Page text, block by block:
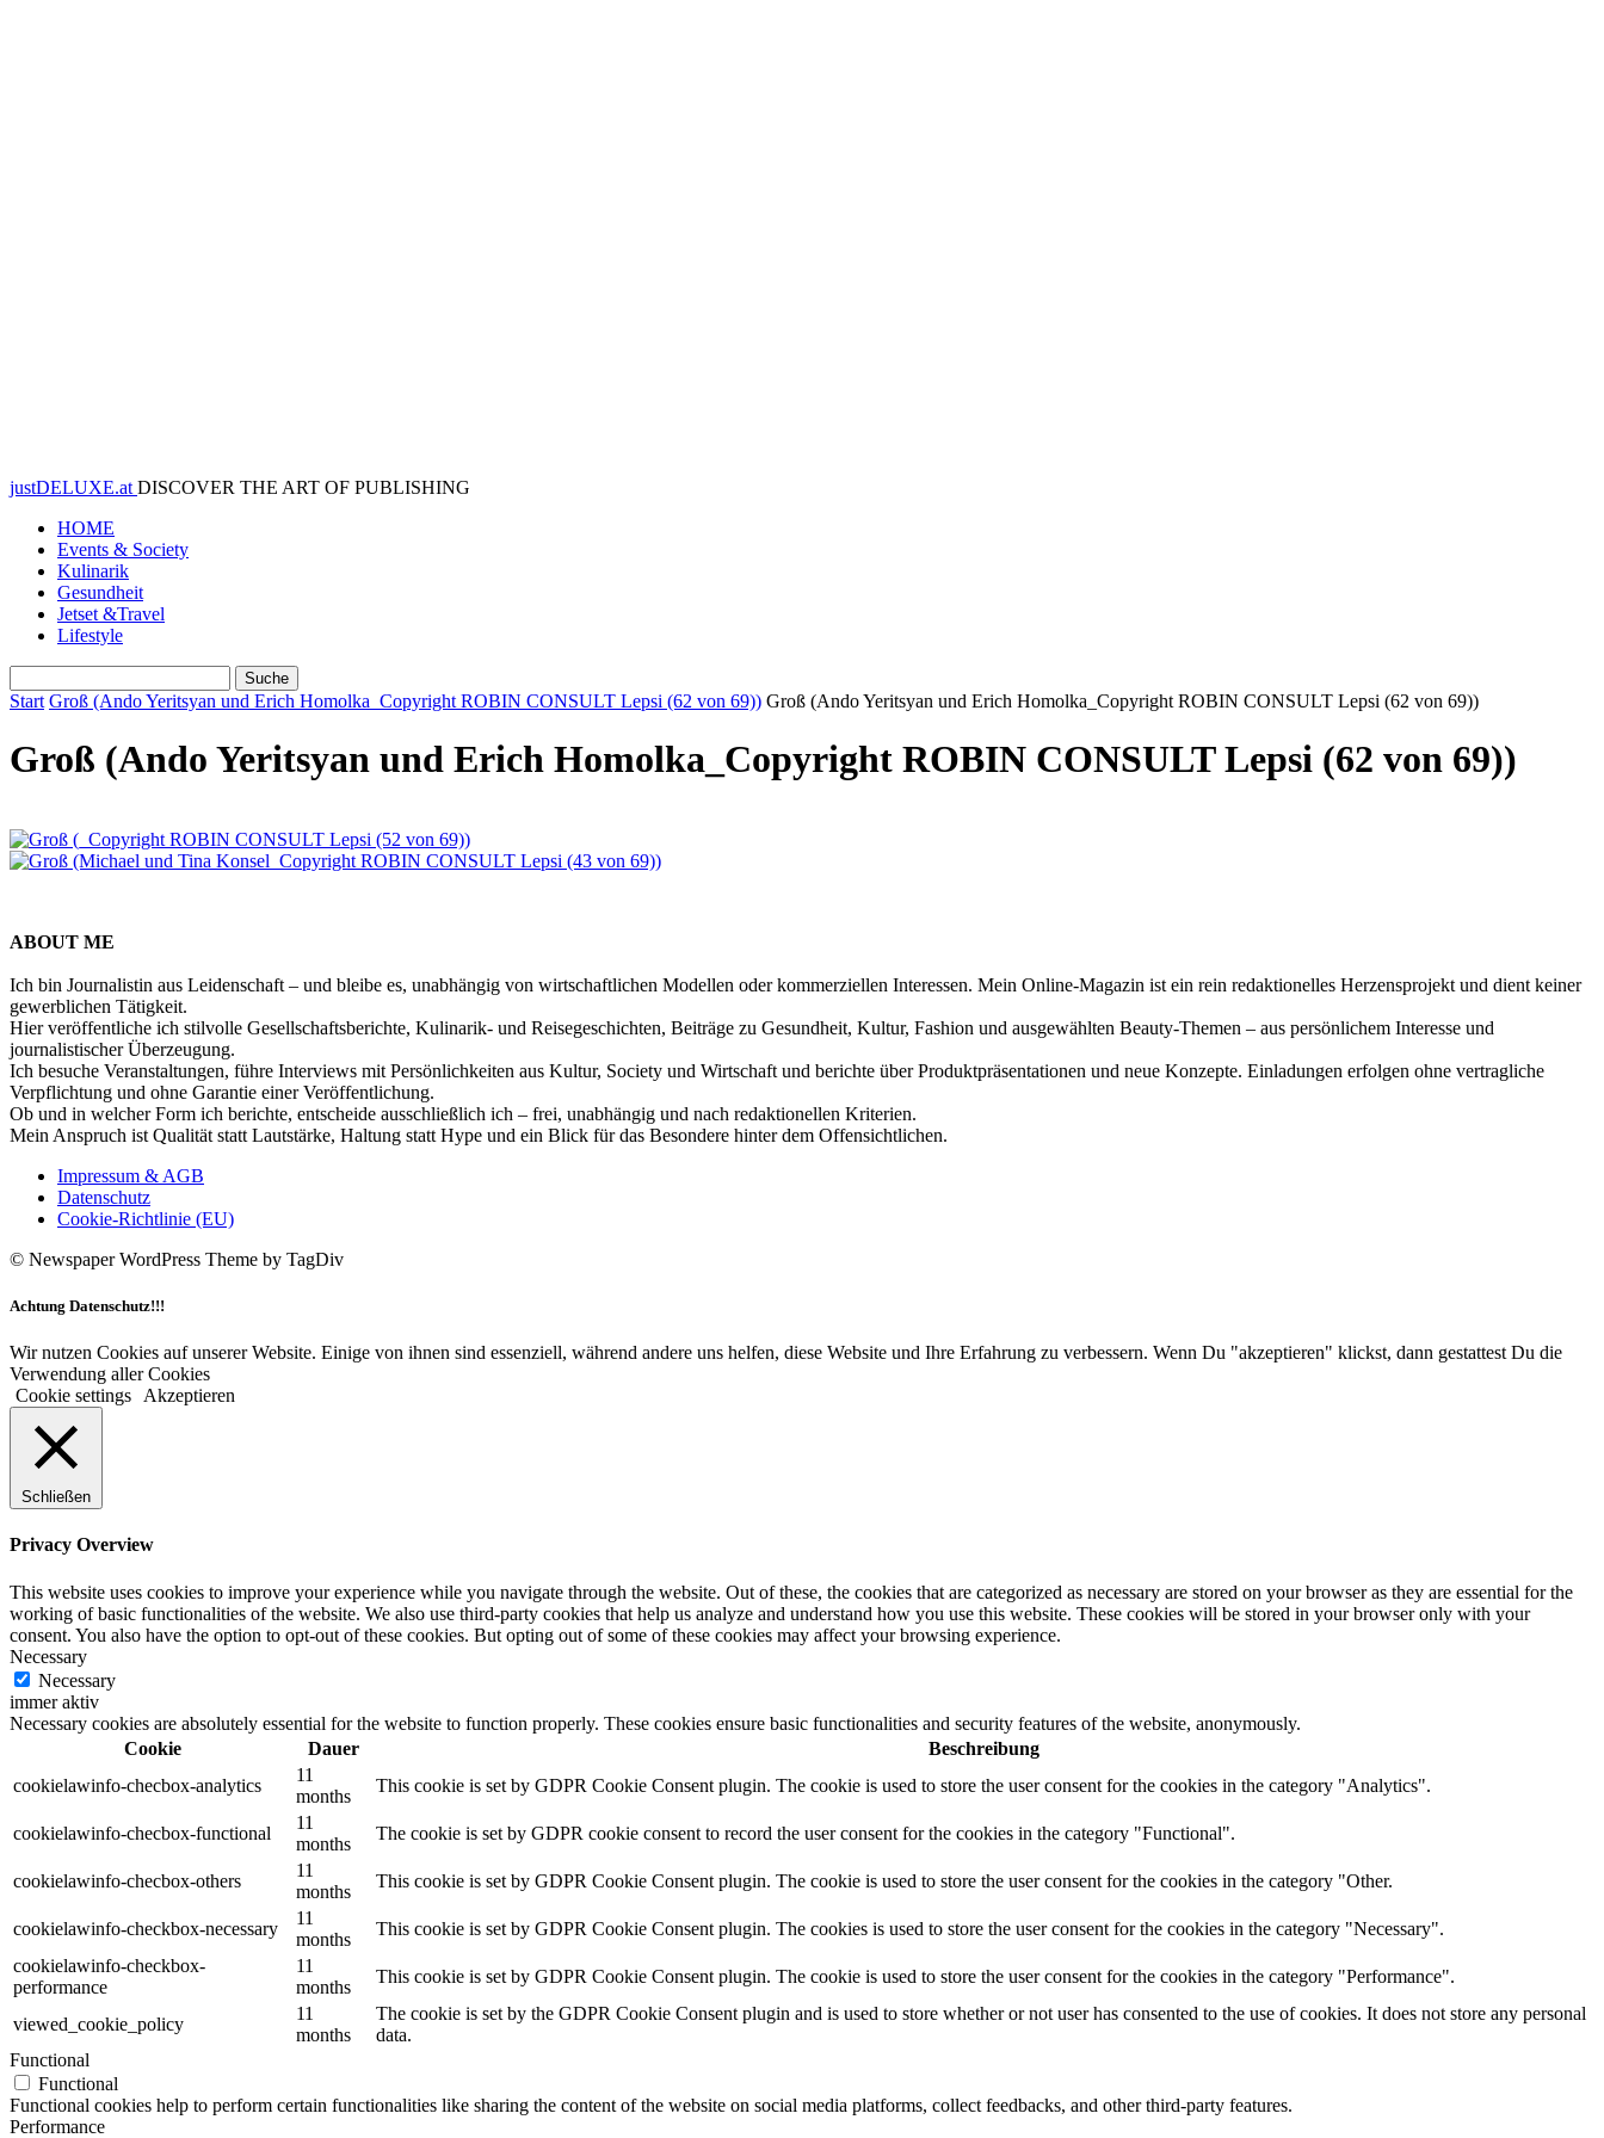
justDELUXE.at DISCOVER THE ART OF PUBLISHING
HOME
Events & Society
Kulinarik
Gesundheit
Jetset &Travel
Lifestyle
Start Groß (Ando Yeritsyan und Erich Homolka_Copyright ROBIN CONSULT Lepsi (62 von 69)) Groß (Ando Yeritsyan und Erich Homolka_Copyright ROBIN CONSULT Lepsi (62 von 69))
Groß (Ando Yeritsyan und Erich Homolka_Copyright ROBIN CONSULT Lepsi (62 von 69))
ABOUT ME
Ich bin Journalistin aus Leidenschaft – und bleibe es, unabhängig von wirtschaftlichen Modellen oder kommerziellen Interessen. Mein Online-Magazin ist ein rein redaktionelles Herzensprojekt und dient keiner
gewerblichen Tätigkeit.
Hier veröffentliche ich stilvolle Gesellschaftsberichte, Kulinarik- und Reisegeschichten, Beiträge zu Gesundheit, Kultur, Fashion und ausgewählten Beauty-Themen – aus persönlichem Interesse und
journalistischer Überzeugung.
Ich besuche Veranstaltungen, führe Interviews mit Persönlichkeiten aus Kultur, Society und Wirtschaft und berichte über Produktpräsentationen und neue Konzepte. Einladungen erfolgen ohne vertragliche
Verpflichtung und ohne Garantie einer Veröffentlichung.
Ob und in welcher Form ich berichte, entscheide ausschließlich ich – frei, unabhängig und nach redaktionellen Kriterien.
Mein Anspruch ist Qualität statt Lautstärke, Haltung statt Hype und ein Blick für das Besondere hinter dem Offensichtlichen.
Impressum & AGB
Datenschutz
Cookie-Richtlinie (EU)
© Newspaper WordPress Theme by TagDiv
Achtung Datenschutz!!!
Wir nutzen Cookies auf unserer Website. Einige von ihnen sind essenziell, während andere uns helfen, diese Website und Ihre Erfahrung zu verbessern. Wenn Du "akzeptieren" klickst, dann gestattest Du die
Verwendung aller Cookies
Cookie settings
Akzeptieren
Schließen
Privacy Overview
This website uses cookies to improve your experience while you navigate through the website. Out of these, the cookies that are categorized as necessary are stored on your browser as they are essential for the
working of basic functionalities of the website. We also use third-party cookies that help us analyze and understand how you use this website. These cookies will be stored in your browser only with your
consent. You also have the option to opt-out of these cookies. But opting out of some of these cookies may affect your browsing experience.
Necessary
Necessary
immer aktiv
Necessary cookies are absolutely essential for the website to function properly. These cookies ensure basic functionalities and security features of the website, anonymously.
Cookie
Dauer
Beschreibung
cookielawinfo-checbox-analytics
11
months
This cookie is set by GDPR Cookie Consent plugin. The cookie is used to store the user consent for the cookies in the category "Analytics".
cookielawinfo-checbox-functional
11
months
The cookie is set by GDPR cookie consent to record the user consent for the cookies in the category "Functional".
cookielawinfo-checbox-others
11
months
This cookie is set by GDPR Cookie Consent plugin. The cookie is used to store the user consent for the cookies in the category "Other.
cookielawinfo-checkbox-necessary
11
months
This cookie is set by GDPR Cookie Consent plugin. The cookies is used to store the user consent for the cookies in the category "Necessary".
cookielawinfo-checkbox-
performance
11
months
This cookie is set by GDPR Cookie Consent plugin. The cookie is used to store the user consent for the cookies in the category "Performance".
viewed_cookie_policy
11
months
The cookie is set by the GDPR Cookie Consent plugin and is used to store whether or not user has consented to the use of cookies. It does not store any personal
data.
Functional
Functional
Functional cookies help to perform certain functionalities like sharing the content of the website on social media platforms, collect feedbacks, and other third-party features.
Performance